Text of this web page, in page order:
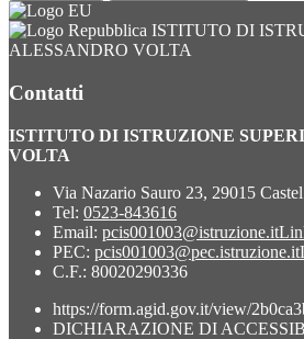
ISTITUTO DI
ALESSANDRO VOLTA
Contatti
ISTITUTO DI ISTRUZIONE
VOLTA
Via Nazario Sauro 23, 29015
Tel: 0523-843616
Email: pcis001003@istruzione.it
PEC: pcis001003@pec.istruzione.it
C.F.: 80020290336
https://form.agid.gov.it/view/
DICHIARAZIONE DI